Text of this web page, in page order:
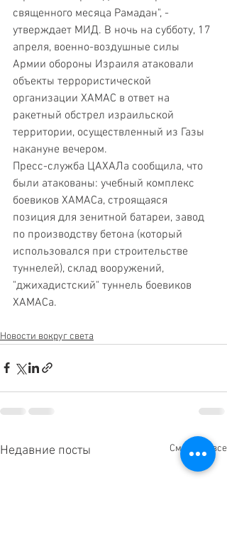
священного месяца Рамадан", -
утверждает МИД. В ночь на субботу, 17
апреля, военно-воздушные силы
Армии обороны Израиля атаковали
объекты террористической
организации ХАМАС в ответ на
ракетный обстрел израильской
территории, осуществленный из Газы
накануне вечером.
Пресс-служба ЦАХАЛа сообщила, что
были атакованы: учебный комплекс
боевиков ХАМАСа, строящаяся
позиция для зенитной батареи, завод
по производству бетона (который
использовался при строительстве
туннелей), склад вооружений,
"джихадистский" туннель боевиков
ХАМАСа.
Новости вокруг света
Недавние посты Смотреть все